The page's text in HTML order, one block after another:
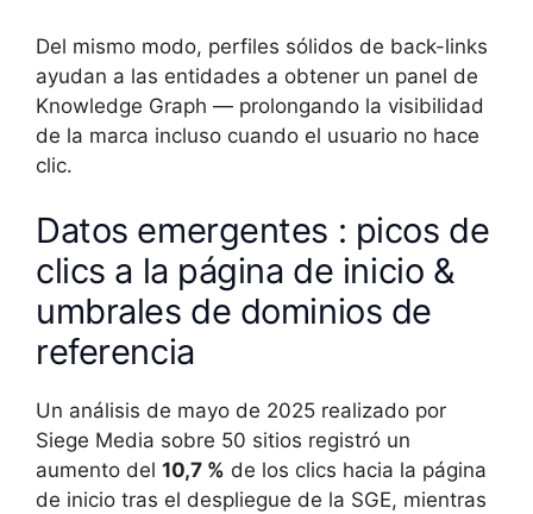
Del mismo modo, perfiles sólidos de back-links
ayudan a las entidades a obtener un panel de
Knowledge Graph — prolongando la visibilidad
de la marca incluso cuando el usuario no hace
clic.
Datos emergentes : picos de
clics a la página de inicio &
umbrales de dominios de
referencia
Un análisis de mayo de 2025 realizado por
Siege Media sobre 50 sitios registró un
aumento del 10,7 % de los clics hacia la página
de inicio tras el despliegue de la SGE, mientras